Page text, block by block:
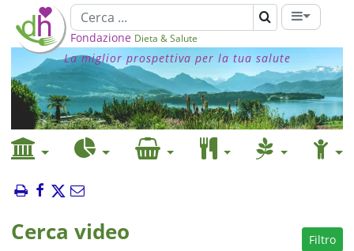
Fondazione Dieta & Salute
La miglior prospettiva per la tua salute
Cerca video Filtro